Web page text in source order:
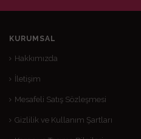
KURUMSAL
Hakkımızda
İletişim
Mesafeli Satış Sözleşmesi
Gizlilik ve Kullanım Şartları